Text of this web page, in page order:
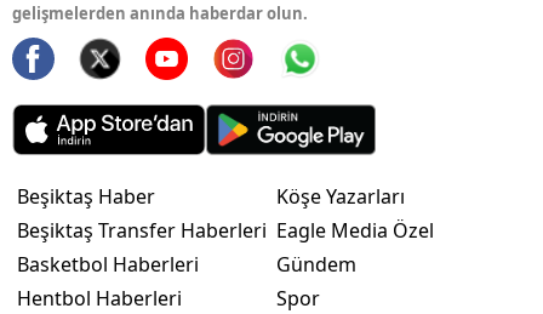
gelişmelerden anında haberdar olun.
Beşiktaş Haber
Beşiktaş Transfer Haberleri
Basketbol Haberleri
Hentbol Haberleri
Köşe Yazarları
Eagle Media Özel
Gündem
Spor